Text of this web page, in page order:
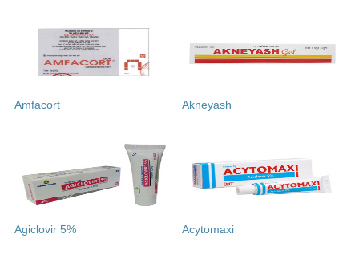
Amfacort Akneyash
Agiclovir 5% Acytomaxi